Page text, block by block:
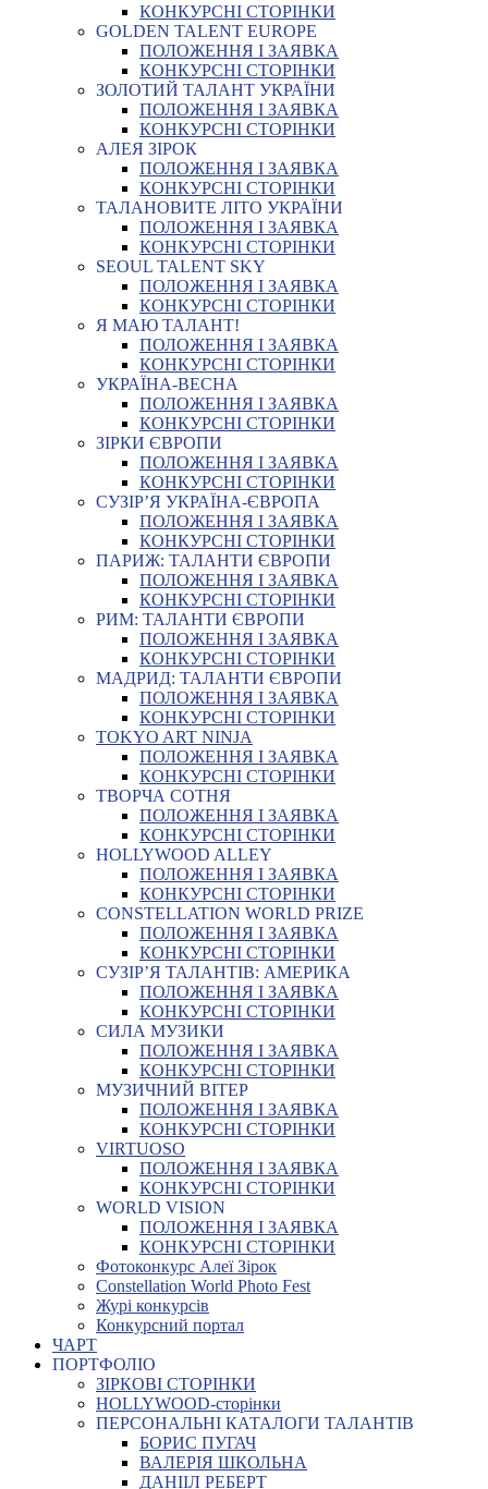
КОНКУРСНІ СТОРІНКИ
GOLDEN TALENT EUROPE
ПОЛОЖЕННЯ І ЗАЯВКА
КОНКУРСНІ СТОРІНКИ
ЗОЛОТИЙ ТАЛАНТ УКРАЇНИ
ПОЛОЖЕННЯ І ЗАЯВКА
КОНКУРСНІ СТОРІНКИ
АЛЕЯ ЗІРОК
ПОЛОЖЕННЯ І ЗАЯВКА
КОНКУРСНІ СТОРІНКИ
ТАЛАНОВИТЕ ЛІТО УКРАЇНИ
ПОЛОЖЕННЯ І ЗАЯВКА
КОНКУРСНІ СТОРІНКИ
SEOUL TALENT SKY
ПОЛОЖЕННЯ І ЗАЯВКА
КОНКУРСНІ СТОРІНКИ
Я МАЮ ТАЛАНТ!
ПОЛОЖЕННЯ І ЗАЯВКА
КОНКУРСНІ СТОРІНКИ
УКРАЇНА-ВЕСНА
ПОЛОЖЕННЯ І ЗАЯВКА
КОНКУРСНІ СТОРІНКИ
ЗІРКИ ЄВРОПИ
ПОЛОЖЕННЯ І ЗАЯВКА
КОНКУРСНІ СТОРІНКИ
СУЗІР’Я УКРАЇНА-ЄВРОПА
ПОЛОЖЕННЯ І ЗАЯВКА
КОНКУРСНІ СТОРІНКИ
ПАРИЖ: ТАЛАНТИ ЄВРОПИ
ПОЛОЖЕННЯ І ЗАЯВКА
КОНКУРСНІ СТОРІНКИ
РИМ: ТАЛАНТИ ЄВРОПИ
ПОЛОЖЕННЯ І ЗАЯВКА
КОНКУРСНІ СТОРІНКИ
МАДРИД: ТАЛАНТИ ЄВРОПИ
ПОЛОЖЕННЯ І ЗАЯВКА
КОНКУРСНІ СТОРІНКИ
TOKYO ART NINJA
ПОЛОЖЕННЯ І ЗАЯВКА
КОНКУРСНІ СТОРІНКИ
ТВОРЧА СОТНЯ
ПОЛОЖЕННЯ І ЗАЯВКА
КОНКУРСНІ СТОРІНКИ
HOLLYWOOD ALLEY
ПОЛОЖЕННЯ І ЗАЯВКА
КОНКУРСНІ СТОРІНКИ
CONSTELLATION WORLD PRIZE
ПОЛОЖЕННЯ І ЗАЯВКА
КОНКУРСНІ СТОРІНКИ
СУЗІР’Я ТАЛАНТІВ: АМЕРИКА
ПОЛОЖЕННЯ І ЗАЯВКА
КОНКУРСНІ СТОРІНКИ
СИЛА МУЗИКИ
ПОЛОЖЕННЯ І ЗАЯВКА
КОНКУРСНІ СТОРІНКИ
МУЗИЧНИЙ ВІТЕР
ПОЛОЖЕННЯ І ЗАЯВКА
КОНКУРСНІ СТОРІНКИ
VIRTUOSO
ПОЛОЖЕННЯ І ЗАЯВКА
КОНКУРСНІ СТОРІНКИ
WORLD VISION
ПОЛОЖЕННЯ І ЗАЯВКА
КОНКУРСНІ СТОРІНКИ
Фотоконкурс Алеї Зірок
Constellation World Photo Fest
Журі конкурсів
Конкурсний портал
ЧАРТ
ПОРТФОЛІО
ЗІРКОВІ СТОРІНКИ
HOLLYWOOD-сторінки
ПЕРСОНАЛЬНІ КАТАЛОГИ ТАЛАНТІВ
БОРИС ПУГАЧ
ВАЛЕРІЯ ШКОЛЬНА
ДАНІІЛ РЕБЕРТ